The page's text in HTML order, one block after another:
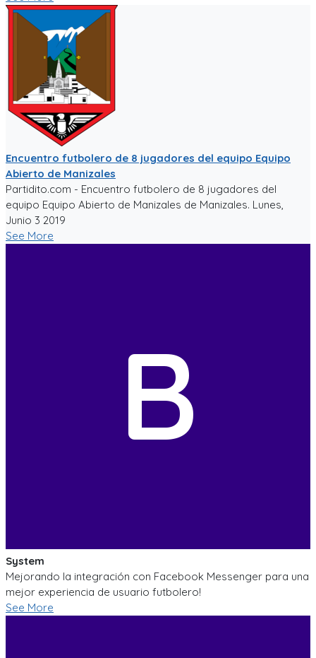
Encuentro futbolero de 8 jugadores del equipo Equipo
Abierto de Manizales
Partidito.com - Encuentro futbolero de 8 jugadores del
equipo Equipo Abierto de Manizales de Manizales. Lunes,
Junio 3 2019
See More
B
System
Mejorando la integración con Facebook Messenger para una
mejor experiencia de usuario futbolero!
See More